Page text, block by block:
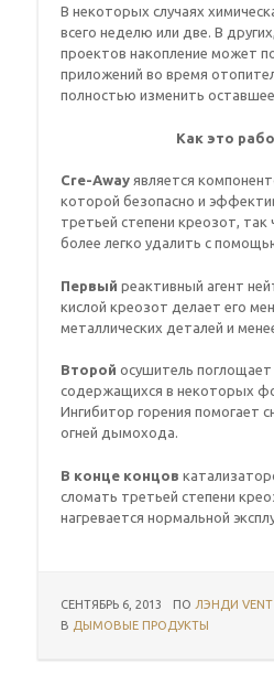
В некоторых случаях
всего неделю или две. В
проектов накопление может
приложений во время
полностью изменить
Как это
Cre-Away является
которой безопасно и
третьей степени креозот,
более легко удалить с
Первый реактивный агент
кислой креозот делает его
металлических деталей и
Второй осушитель поглощает
содержащихся в некоторых
Ингибитор горения помогает
огней дымохода.
В конце концов
сломать третьей степени
нагревается нормальной
СЕНТЯБРЬ 6, 2013 ПО ЛЭНДИ VENT
В ДЫМОВЫЕ ПРОДУКТЫ